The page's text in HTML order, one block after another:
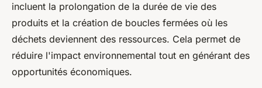
incluent la prolongation de la durée de vie des
produits et la création de boucles fermées où les
déchets deviennent des ressources. Cela permet de
réduire l'impact environnemental tout en générant des
opportunités économiques.